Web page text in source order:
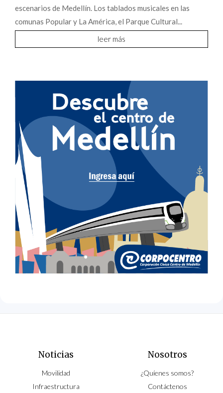
escenarios de Medellín. Los tablados musicales en las
comunas Popular y La América, el Parque Cultural...
leer más
Noticias
Movilidad
Infraestructura
Nosotros
¿Quíenes somos?
Contáctenos